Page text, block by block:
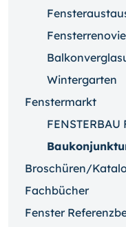
Wintergarten
Fenstermarkt
FENSTERBAU
Broschüren/
Fachbücher
Fenster